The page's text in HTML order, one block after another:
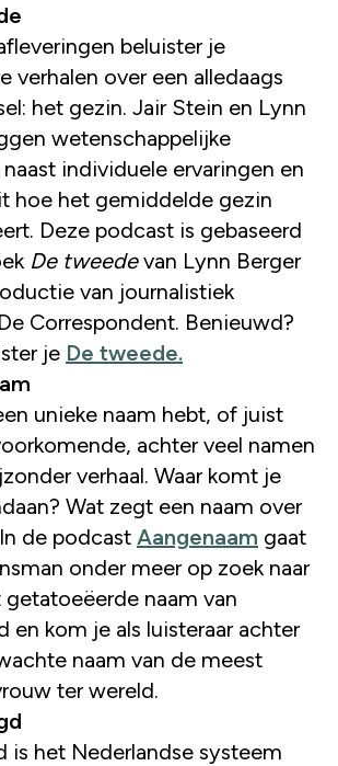
beluister je
verhalen over een alledaags
het gezin. Jair Stein en Lynn
wetenschappelijke
individuele ervaringen en
hoe het gemiddelde gezin
Deze podcast is gebaseerd
De tweedevan Lynn Berger
van journalistiek
Correspondent. Benieuwd?
je De tweede.
unieke naam hebt, of juist
achter veel namen
verhaal. Waar komt je
Wat zegt een naam over
de podcast Aangenaam gaat
onder meer op zoek naar
naam van
en kom je als luisteraar achter
naam van de meest
ter wereld.
is het Nederlandse systeem